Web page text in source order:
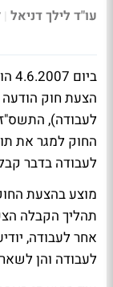
עו"ד לילך דניאל |
הצעת חוק
החוק למגר את
לעבודה בדבר
מוצע בהצעת
תהליך הקבלה
אחר לעבודה,
לעבודה והן